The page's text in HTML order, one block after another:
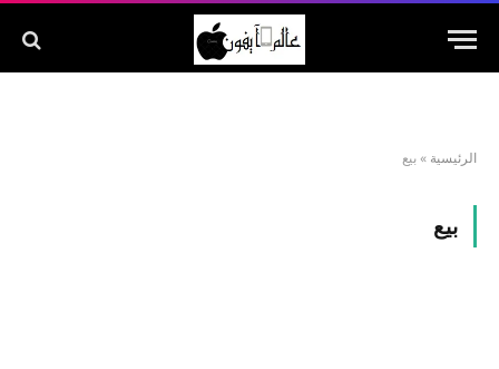
الرئيسية »بيع
بيع